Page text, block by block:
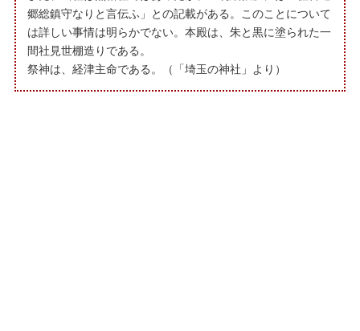
郷総鎮守なりと言伝ふ」との記載がある。このことについて
は詳しい事情は明らかでない。本殿は、朱と黒に塗られた一
間社見世棚造りである。
祭神は、経津主命である。（「埼玉の神社」より）